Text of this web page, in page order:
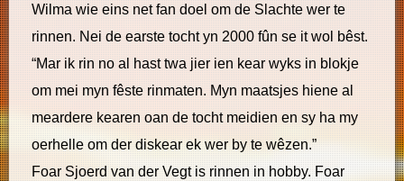
Wilma wie eins net fan doel om de Slachte wer te
rinnen. Nei de earste tocht yn 2000 fûn se it wol bêst.
“Mar ik rin no al hast twa jier ien kear wyks in blokje
om mei myn fêste rinmaten. Myn maatsjes hiene al
meardere kearen oan de tocht meidien en sy ha my
oerhelle om der diskear ek wer by te wêzen.”
Foar Sjoerd van der Vegt is rinnen in hobby. Foar